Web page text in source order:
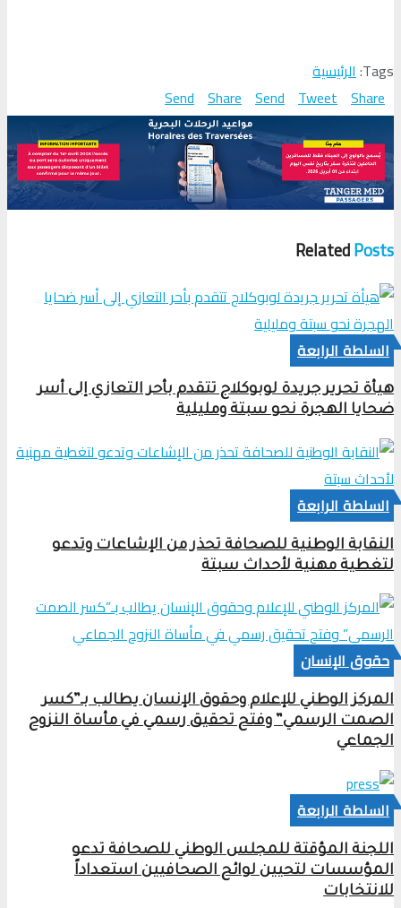
Tags: الرئيسية
Share
Tweet
Send
Share
Send
RelatedPosts
السلطة الرابعة
هيأة تحرير جريدة لوبوكلاج تتقدم بأحر التعازي إلى أسر
ضحايا الهجرة نحو سبتة ومليلية
السلطة الرابعة
النقابة الوطنية للصحافة تحذر من الإشاعات وتدعو
لتغطية مهنية لأحداث سبتة
حقوق الإنسان
المركز الوطني للإعلام وحقوق الإنسان يطالب بـ”كسر
الصمت الرسمي” وفتح تحقيق رسمي في مأساة النزوح
الجماعي
السلطة الرابعة
اللجنة المؤقتة للمجلس الوطني للصحافة تدعو
المؤسسات لتحيين لوائح الصحافيين استعداداً
للانتخابات